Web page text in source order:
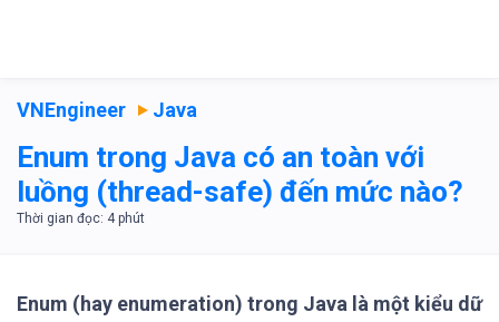
VNEngineer Java
Enum trong Java có an toàn với
luồng (thread-safe) đến mức nào?
Enum (hay enumeration) trong Java là một kiểu dữ